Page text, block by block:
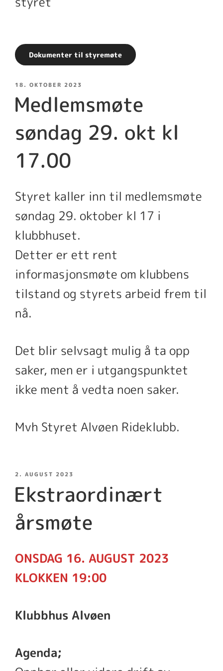
Dokumenter til styremøte
PUBLISERT
18. OKTOBER 2023
Medlemsmøte
søndag 29. okt kl
17.00
Styret kaller inn til medlemsmøte
søndag 29. oktober kl 17 i
klubbhuset.
Detter er ett rent
informasjonsmøte om klubbens
tilstand og styrets arbeid frem til
nå.
Det blir selvsagt mulig å ta opp
saker, men er i utgangspunktet
ikke ment å vedta noen saker.
Mvh Styret Alvøen Rideklubb.
PUBLISERT
2. AUGUST 2023
Ekstraordinært
årsmøte
ONSDAG 16. AUGUST 2023
KLOKKEN 19:00
Klubbhus Alvøen
Agenda;